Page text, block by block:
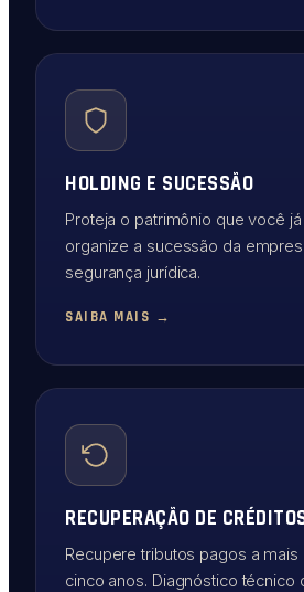
HOLDING E SUCESSÃO
Proteja o patrimônio que você
organize a sucessão da
segurança jurídica.
SAIBA MAIS →
RECUPERAÇÃO DE
Recupere tributos pagos a mais
cinco anos. Diagnóstico técnico